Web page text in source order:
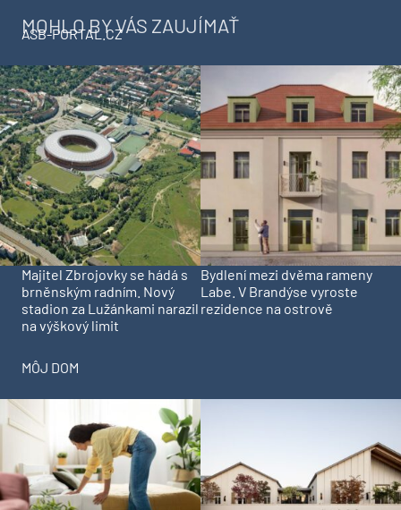
MOHLO BY VÁS ZAUJÍMAŤ
ASB-PORTAL.CZ
Majitel Zbrojovky se hádá s
brněnským radním. Nový
stadion za Lužánkami narazil
na výškový limit
Bydlení mezi dvěma rameny
Labe. V Brandýse vyroste
rezidence na ostrově
MÔJ DOM